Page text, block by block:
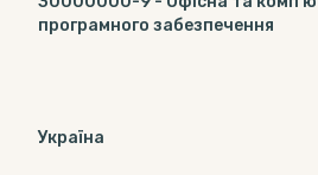
програмного забезпечення
Україна